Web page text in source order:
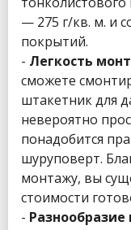
— 275 г/кв. м. и
покрытий.
- Легкость
сможете
штакетник для
невероятно
понадобится
шуруповерт.
монтажу, вы
стоимости
- Разнообразие